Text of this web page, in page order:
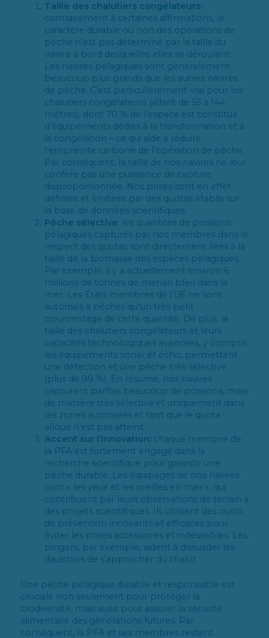
Taille des chalutiers congélateurs:
contrairement à certaines affirmations, le
caractère durable ou non des opérations de
pêche n’est pas déterminé par la taille du
navire à bord desquelles elles se déroulent.
Les navires pélagiques sont généralement
beaucoup plus grands que les autres navires
de pêche. C’est particulièrement vrai pour les
chalutiers congélateurs (allant de 55 à 144
mètres), dont 70 % de l’espace est constitué
d’équipements dédiés à la transformation et à
la congélation – ce qui aide à réduire
l’empreinte carbone de l’opération de pêche.
Par conséquent, la taille de nos navires ne leur
confère pas une puissance de capture
disproportionnée. Nos prises sont en effet
définies et limitées par des quotas établis sur
la base de données scientifiques.
Pêche sélective: les quantités de poissons
pélagiques capturés par nos membres dans le
respect des quotas sont directement liées à la
taille de la biomasse des espèces pélagiques.
Par exemple, il y a actuellement environ 6
millions de tonnes de merlan bleu dans la
mer. Les États membres de l’UE ne sont
autorisés à pêcher qu’un très petit
pourcentage de cette quantité. De plus, la
taille des chalutiers congélateurs et leurs
capacités technologiques avancées, y compris
les équipements sonar et écho, permettent
une détection et une pêche très sélective
(plus de 99 %). En résumé, nos navires
capturent parfois beaucoup de poissons, mais
de manière très sélective et uniquement dans
les zones autorisées et tant que le quota
alloué n’est pas atteint.
Accent sur l’innovation: chaque membre de
la PFA est fortement engagé dans la
recherche scientifique pour garantir une
pêche durable. Les équipages de nos navires
sont « les yeux et les oreilles en mer », qui
contribuent par leurs observations de terrain à
des projets scientifiques. Ils utilisent des outils
de prévention innovants et efficaces pour
éviter les prises accessoires et indésirables. Les
pingers, par exemple, aident à dissuader les
dauphins de s’approcher du chalut.
Une pêche pélagique durable et responsable est
cruciale non seulement pour protéger la
biodiversité, mais aussi pour assurer la sécurité
alimentaire des générations futures. Par
conséquent, la PFA et ses membres restent